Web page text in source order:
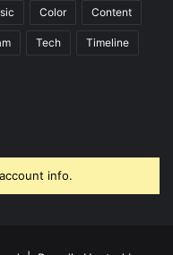
Color Content
Tech Timeline
info.